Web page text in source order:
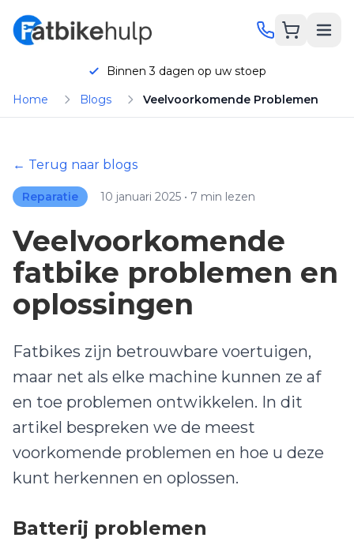
Onderhoud
Reparatie
Onderdelen KORTING
Kinderzitjes
Verzekerings
claims
Locatie
Binnen 3 dagen op uw stoep
Home
Blogs Veelvoorkomende Problemen
← Terug naar blogs
Reparatie 10 januari 2025 • 7 min lezen
Veelvoorkomende
fatbike problemen en
oplossingen
Fatbikes zijn betrouwbare voertuigen,
maar net als elke machine kunnen ze af
en toe problemen ontwikkelen. In dit
artikel bespreken we de meest
voorkomende problemen en hoe u deze
kunt herkennen en oplossen.
Batterij problemen